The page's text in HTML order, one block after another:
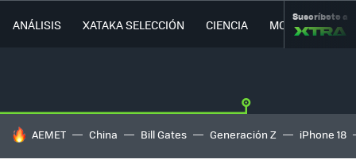
ANÁLISIS XATAKA SELECCIÓN CIENCIA MOVILIDAD
Suscríbete a
HOY SE HABLA DE
AEMET China Bill Gates Generación Z iPhone 18